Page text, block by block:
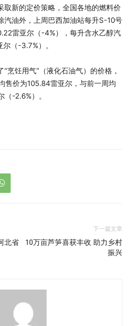
取新的定价策略，全国各地的燃料价
汽油外，上周巴西加油站每升S-10号
雷亚尔（-4%），每升含水乙醇汽
（-3.7%）。
烹饪用气”（液化石油气）的价格，
售价为105.84雷亚尔，与前一周均
-2.6%）。
北省
下一篇文章
10万亩芦笋喜获丰收 助力乡村
振兴